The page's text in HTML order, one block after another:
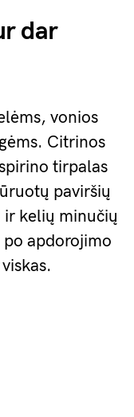
dar
vonios
Citrinos
tirpalas
paviršių
ir kelių minučių
apdorojimo